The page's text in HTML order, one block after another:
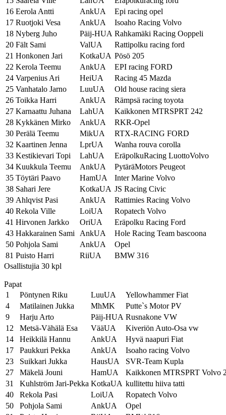
16 Eerola Antti AnkUA
Epi racing opel
17 Ruotjoki Vesa AnkUA
Isoaho Racing Volvo
18 Nyberg Juho Päij-HUA Rahkamäki Racing Ooppeli
20 Fält Sami ValUA
Rattipolku racing ford
21 Honkonen Jari KotkaUA Pösö 205
22 Kerola Teemu AnkUA
EPI racing FORD
24 Varpenius Ari HeiUA
Racing 45 Mazda
25 Vanhatalo Jarno LuuUA
Old house racing siera
26 Toikka Harri AnkUA
Rämpsä racing toyota
27 Karnaattu Juhana LahUA
Kaikkonen MTRSPRT 242
28 Kykkänen Mirko AnkUA
RKR-Opel
30 Perälä Teemu MikUA
RTX-RACING FORD
32 Kaartinen Jenna LprUA
Wanha rouva corolla
33 Kestikievari Topi LahUA
EräpolkuRacing LuottoVolvo
34 Kuukkula Teemu AnkUA
PytäräMotors Peugeot
35 Töytäri Paavo HamUA
Inter Marine Volvo
38 Sahari Jere KotkaUA JS Racing Civic
39 Ahlqvist Pasi AnkUA
Rattimies Racing Volvo
40 Rekola Ville LoiUA
Ropatech Volvo
41 Hirvonen Jarkko OriUA
Eräpolku Racing Ford
43 Hakkarainen Sami AnkUA
Hole Racing Team bascoona
50 Pohjola Sami AnkUA
Opel
81 Puisto Harri RiiUA
BMW 316
Osallistujia 30 kpl
Papat
1
Pöntynen Riku LuuUA
Yellowhammer Fiat
4
Matilainen Jukka MhMK
Putte`s Motor PV
9
Harju Arto Päij-HUA Rusnakone VW
12
Metsä-Vähälä Esa VääUA
Kiveriön Auto-Osa vw
14
Heikkilä Hannu AnkUA
Hyvä naapuri Fiat
17
Paukkuri Pekka AnkUA
Isoaho racing Volvo
23
Suikkari Jukka HausUA
SVR-Team Kupla
27
Mäkelä Jouni HamUA
Kaikkonen MTRSPRT Volvo
31
Kuhlström Jari-Pekka KotkaUA kullitettu hiiva tatti
40
Rekola Pasi LoiUA
Ropatech Volvo
50
Pohjola Sami AnkUA
Opel